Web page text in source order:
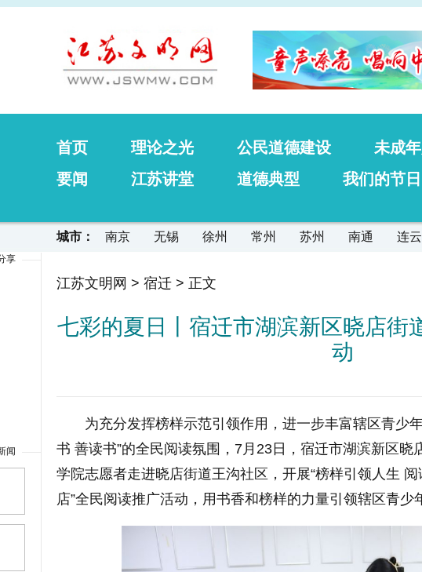
首页 理论之光 公民道德建设 未成
要闻
江苏讲堂 道德典型 我们的节日
城市： 南京 无锡 徐州 常州 苏州 南通 连
江苏文明网 > 宿迁 > 正文
七彩的夏日丨宿迁市湖滨新区晓店街
动
为充分发挥榜样示范引领作用，进一步丰富辖区青少
书 善读书”的全民阅读氛围，7月23日，宿迁市湖滨新区
学院志愿者走进晓店街道王沟社区，开展“榜样引领人生
店”全民阅读推广活动，用书香和榜样的力量引领辖区青少
享
闻